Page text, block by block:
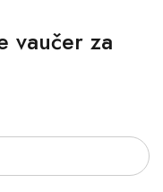
vaučer za